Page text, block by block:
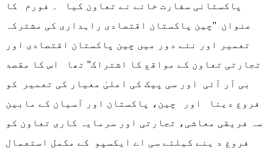
پاکستانی سفارت خانے نے تعاون کیا ۔ فورم کا
عنوان ''چین پاکستان اقتصادی راہداری کی مشترکہ
تعمیر اور نئے دور میں چین پاکستان اقتصادی اور
تجارتی تعاون کے مواقع کا اشتراک'' تھا اس کا مقصد
بی آر آئی اور سی پیک کی اعلیٰ معیار کی تعمیر کو
فروغ دینا اور چین، پاکستان اور آسیان کے مابین
سہ فریقی معاشی، تجارتی اور سرمایہ کاری تعاون کو
فروغ د ینے کیلئے سی اے ایکسپو کے مکمل استعمال